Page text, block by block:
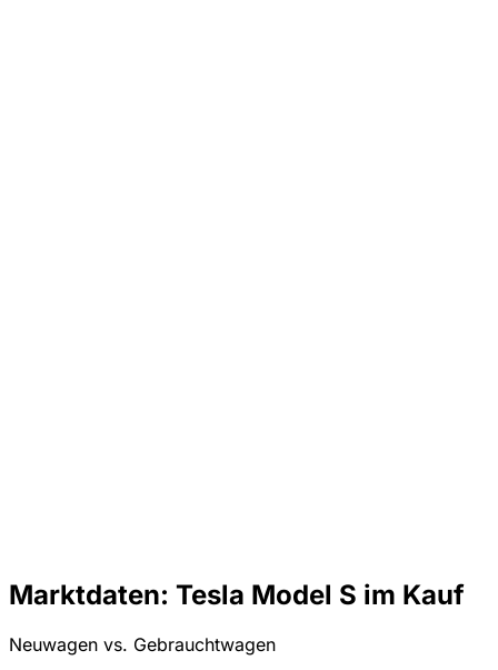
Marktdaten: Tesla Model S im Kauf
Neuwagen vs. Gebrauchtwagen